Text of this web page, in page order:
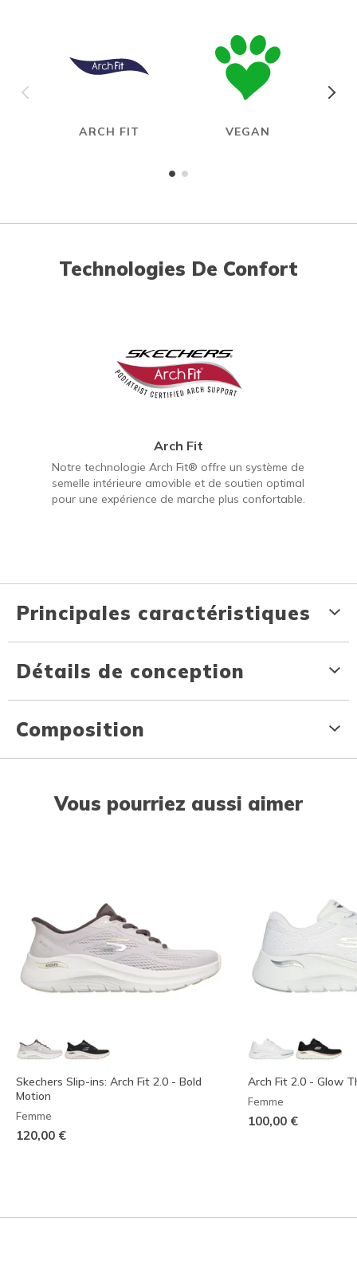
ARCH FIT
VEGAN
Technologies De Confort
Arch Fit
Notre technologie Arch Fit® offre un système de
semelle intérieure amovible et de soutien optimal
pour une expérience de marche plus confortable.
Principales caractéristiques
Détails de conception
Composition
Vous pourriez aussi aimer
Skechers Slip-ins: Arch Fit 2.0 - Bold
Motion
Femme
120,00 €
Arch Fit 2.0 - Glow
Femme
100,00 €